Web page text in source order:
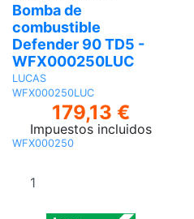
Bomba de
combustible
Defender 90 TD5 -
WFX000250LUC
LUCAS
WFX000250LUC
179,13 €
Impuestos incluidos
WFX000250